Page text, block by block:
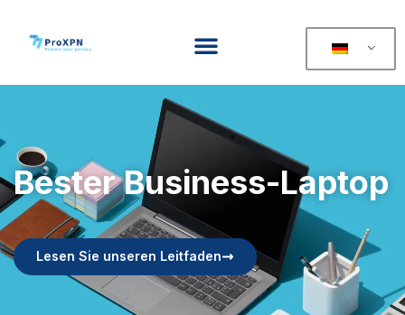
Bester Business-Laptop
Lesen Sie unseren Leitfaden